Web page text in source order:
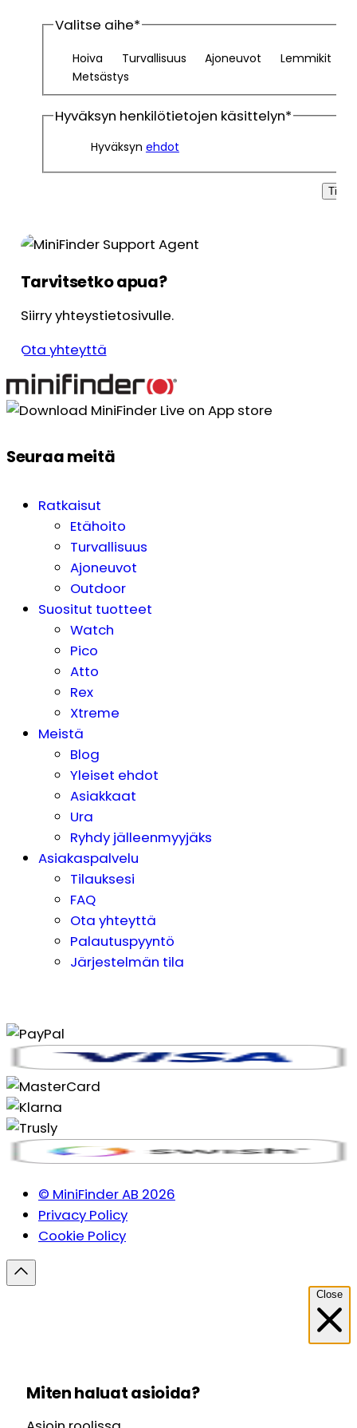
Valitse aihe*
Hoiva Turvallisuus Ajoneuvot
Lemmikit
Metsästys
Hyväksyn henkilötietojen käsittelyn*
Hyväksyn ehdot
Tilaa
Tarvitsetko apua?
Siirry yhteystietosivulle.
Ota yhteyttä
Seuraa meitä
Ratkaisut
Etähoito
Turvallisuus
Ajoneuvot
Outdoor
Suositut tuotteet
Watch
Pico
Atto
Rex
Xtreme
Meistä
Blog
Yleiset ehdot
Asiakkaat
Ura
Ryhdy jälleenmyyjäks
Asiakaspalvelu
Tilauksesi
FAQ
Ota yhteyttä
Palautuspyyntö
Järjestelmän tila
© MiniFinder AB 2026
Privacy Policy
Cookie Policy
Close
Miten haluat asioida?